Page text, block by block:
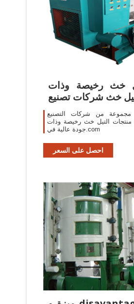
خث رخيصة وذات
خث شركات تصنيع
من شركات التصنيع
منتجات التيل خث رخيصة وذات
جودة عالية في.com
احصل على السعر